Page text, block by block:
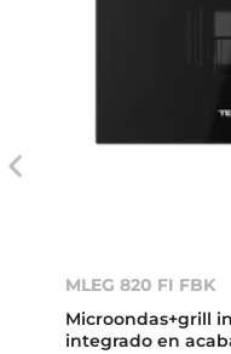
MLEG 820 FI FBK
Microondas+grill
integrado en